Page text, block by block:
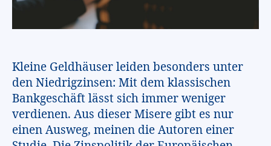
Kleine Geldhäuser leiden besonders unter
den Niedrigzinsen: Mit dem klassischen
Bankgeschäft lässt sich immer weniger
verdienen. Aus dieser Misere gibt es nur
einen Ausweg, meinen die Autoren einer